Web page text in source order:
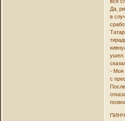
Да,
в
ушел.
- Моя
с